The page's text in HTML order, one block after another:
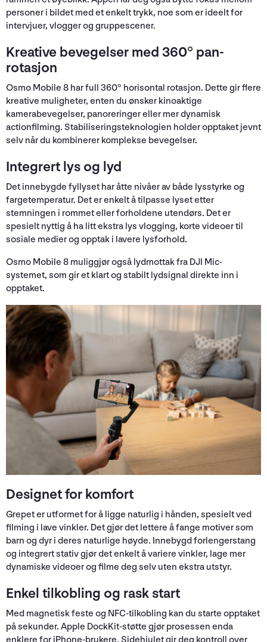
personer i bildet med et enkelt trykk, noe som er ideelt for
intervjuer, vlogger og gruppescener.
Kreative bevegelser med 360° pan-
rotasjon
Osmo Mobile 8 har full 360° horisontal rotasjon. Dette gir flere
kreative muligheter, enten du ønsker kinoaktige
kamerabevegelser, panoreringer eller mer dynamisk
actionfilming. Stabiliseringsteknologien holder opptaket jevnt
selv når du kombinerer komplekse bevegelser.
Integrert lys og lyd
Det innebygde fyllyset har åtte nivåer av både lysstyrke og
fargetemperatur. Det er enkelt å tilpasse lyset etter
stemningen i rommet eller forholdene utendørs. Det er
spesielt nyttig å ha litt ekstra lys vlogging, korte videoer til
sosiale medier og opptak i lavere lysforhold.
Osmo Mobile 8 muliggjør også lydmottak fra DJI Mic-
systemet, som gir et klart og stabilt lydsignal direkte inn i
opptaket.
Designet for komfort
Grepet er utformet for å ligge naturlig i hånden, spesielt ved
filming i lave vinkler. Det gjør det lettere å fange motiver som
barn og dyr i deres naturlige høyde. Innebygd forlengerstang
og integrert stativ gjør det enkelt å variere vinkler, lage mer
dynamiske videoer og filme deg selv uten ekstra utstyr.
Enkel tilkobling og rask start
Med magnetisk feste og NFC-tilkobling kan du starte opptaket
på sekunder. Apple DockKit-støtte gjør prosessen enda